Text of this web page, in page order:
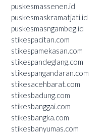
puskesmassenen.id
puskesmaskramatjati.id
puskesmasngambeg.id
stikespacitan.com
stikespamekasan.com
stikespandeglang.com
stikespangandaran.com
stikesacehbarat.com
stikesbadung.com
stikesbanggai.com
stikesbangka.com
stikesbanyumas.com